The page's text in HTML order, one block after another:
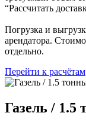
“Рассчитать
Погрузка и
арендатора.
отдельно.
Перейти к расчётам
Газель / 1.5